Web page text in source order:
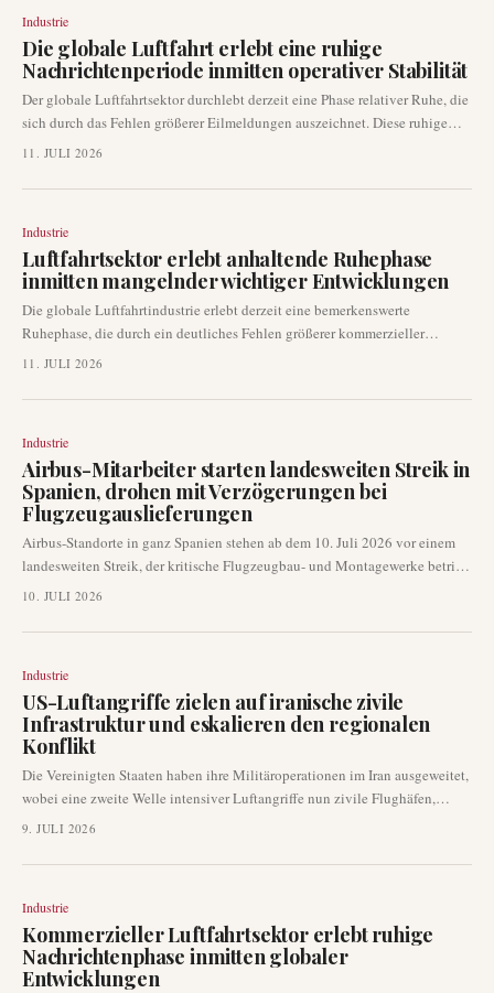
bei Fluggesellschaften und Herstellern weltweit hin.
Industrie
Die globale Luftfahrt erlebt eine ruhige
Nachrichtenperiode inmitten operativer Stabilität
Der globale Luftfahrtsektor durchlebt derzeit eine Phase relativer Ruhe, die
sich durch das Fehlen größerer Eilmeldungen auszeichnet. Diese ruhige
Phase deutet eher auf eine operative Stabilität als auf unmittelbare,
stellen das Ausbleiben großer Schlagzeilen von Fluggesellschaften,
11. JULI 2026
Industrie
Luftfahrtsektor erlebt anhaltende Ruhephase
inmitten mangelnder wichtiger Entwicklungen
Die globale Luftfahrtindustrie erlebt derzeit eine bemerkenswerte
Ruhephase, die durch ein deutliches Fehlen größerer kommerzieller
Entwicklungen oder Eilmeldungen gekennzeichnet ist. Diese Flaute hält
Ankündigungen bezüglich neuer Routen, Flugzeuglieferungen oder
11. JULI 2026
Industrie
Airbus-Mitarbeiter starten landesweiten Streik in
Spanien, drohen mit Verzögerungen bei
Flugzeugauslieferungen
Airbus-Standorte in ganz Spanien stehen ab dem 10. Juli 2026 vor einem
landesweiten Streik, der kritische Flugzeugbau- und Montagewerke betrifft.
Diese Arbeitskampfmaßnahme droht, die Flugzeuglieferungen für
verzögern. Fluggesellschaften wie Delta Air Lines, Lufthansa und Air
sind.
10. JULI 2026
Industrie
US-Luftangriffe zielen auf iranische zivile
Infrastruktur und eskalieren den regionalen
Konflikt
Die Vereinigten Staaten haben ihre Militäroperationen im Iran ausgeweitet,
wobei eine zweite Welle intensiver Luftangriffe nun zivile Flughäfen,
Häfen und Eisenbahnen zum Ziel hat. Diese Eskalation folgt auf erhöhte
aus dem Iran ausgelöst, die die Region weiter destabilisieren.
9. JULI 2026
Industrie
Kommerzieller Luftfahrtsektor erlebt ruhige
Nachrichtenphase inmitten globaler
Entwicklungen